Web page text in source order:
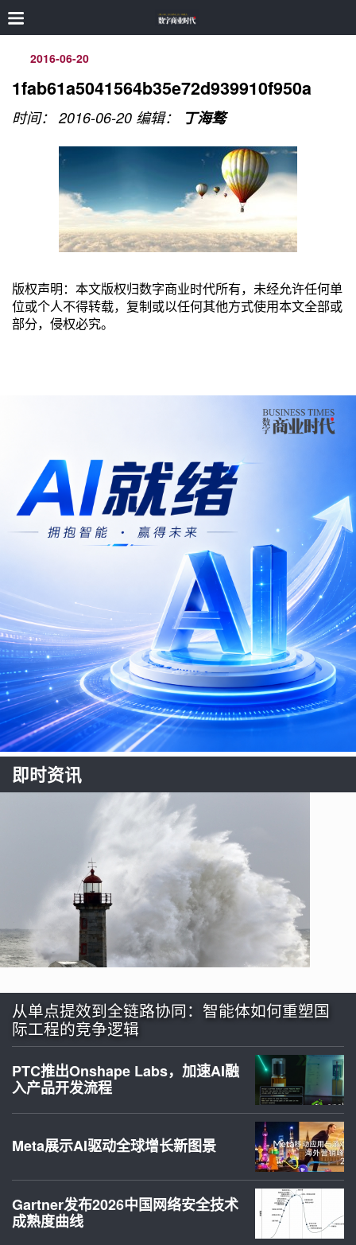
2016-06-20
1fab61a5041564b35e72d939910f950a
时间： 2016-06-20 编辑： 丁海骜
版权声明：本文版权归数字商业时代所有，未经允许任何单
位或个人不得转载，复制或以任何其他方式使用本文全部或
部分，侵权必究。
即时资讯
从单点提效到全链路协同：智能体如何重塑国
际工程的竞争逻辑
PTC推出Onshape Labs，加速AI融
入产品开发流程
Meta展示AI驱动全球增长新图景
Gartner发布2026中国网络安全技术
成熟度曲线